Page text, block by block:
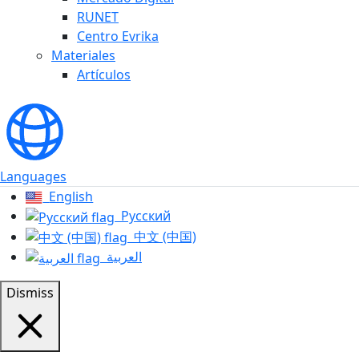
RUNET
Centro Evrika
Materiales
Artículos
Languages
English
Русский
中文 (中国)
العربية
Dismiss